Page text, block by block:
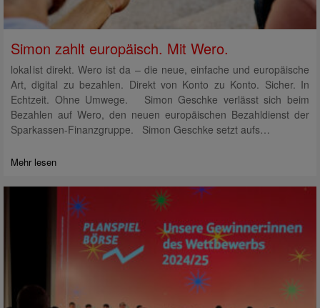
Simon zahlt europäisch. Mit Wero.
lokal ist direkt. Wero ist da – die neue, einfache und europäische
Art, digital zu bezahlen. Direkt von Konto zu Konto. Sicher. In
Echtzeit. Ohne Umwege. Simon Geschke verlässt sich beim
Bezahlen auf Wero, den neuen europäischen Bezahldienst der
Sparkassen-Finanzgruppe. Simon Geschke setzt aufs…
Mehr lesen